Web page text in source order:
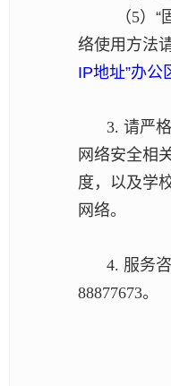
（5） “
络使用 方法
IP地址”办公
3. 请严
网络安全相
度，以及学
网络。
4. 服务
88877673。